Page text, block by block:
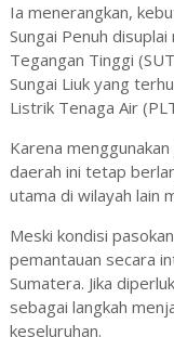
Ia menerangkan,
Sungai Penuh
Tegangan Tinggi
Sungai Liuk yang
Listrik Tenaga Air
Karena
daerah ini tetap
utama di wilayah lain
Meski kondisi
pemantauan secara
Sumatera. Jika
sebagai langkah
keseluruhan.